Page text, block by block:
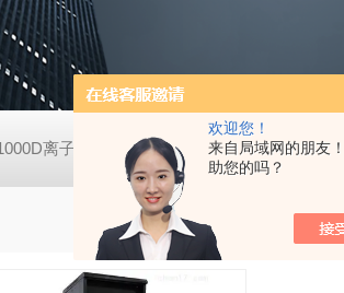
欢迎您！
来自局域网的朋友
助您的吗？
离子色谱仪 EP-6000离子色谱仪 EP-